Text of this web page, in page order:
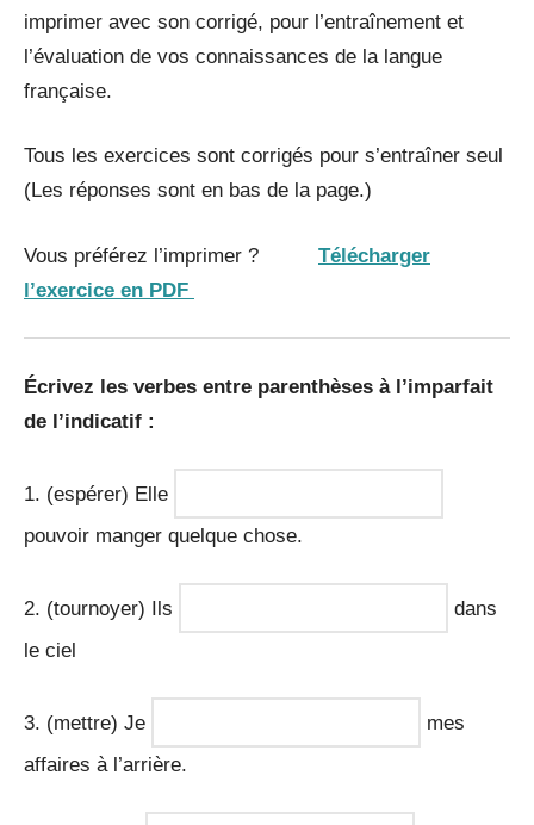
imprimer avec son corrigé, pour l’entraînement et
l’évaluation de vos connaissances de la langue
française.
Tous les exercices sont corrigés pour s’entraîner seul
(Les réponses sont en bas de la page.)
Vous préférez l’imprimer ? Télécharger
l’exercice en PDF
Écrivez les verbes entre parenthèses à l’imparfait
de l’indicatif :
1. (espérer) Elle
pouvoir manger quelque chose.
2. (tournoyer) Ils
dans
le ciel
3. (mettre) Je
mes
affaires à l’arrière.